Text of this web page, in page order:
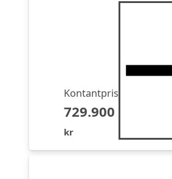
Kontantpris
729.900
kr